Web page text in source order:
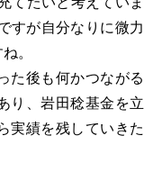
すが自分なりに微力
。
た後も何かつながる
り、岩田稔基金を立
実績を残していきた